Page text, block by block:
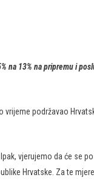
na 13% na pripremu i
podržavao
vjerujemo da će se
Hrvatske. Za te